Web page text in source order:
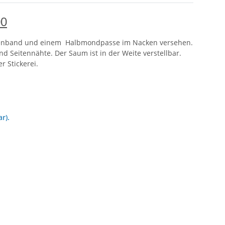
und einem Halbmondpasse im Nacken versehen.
Seitennähte. Der Saum ist in der Weite verstellbar.
Stickerei.